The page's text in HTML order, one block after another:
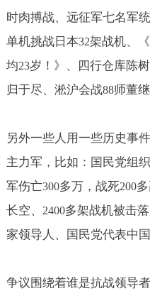
时肉搏战、远征军七名军
单机挑战日本32架战机、《
均23岁！》、四行仓库陈
归于尽、淞沪会战88师董
另外一些人用一些历史事
主力军，比如：国民党组
军伤亡300多万，战死200多
长空、
2400多架战机被击
家领导人、国民党代表中国
争议围绕着谁是抗战领导